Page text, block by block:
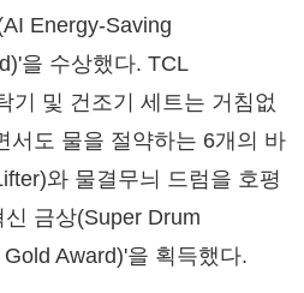
Energy-Saving
을 수상했다. TCL
기 및 건조기 세트는 거침없
서도 물을 절약하는 6개의 바
와 물결무늬 드럼을 호평
금상(Super Drum
Award)'을 획득했다.